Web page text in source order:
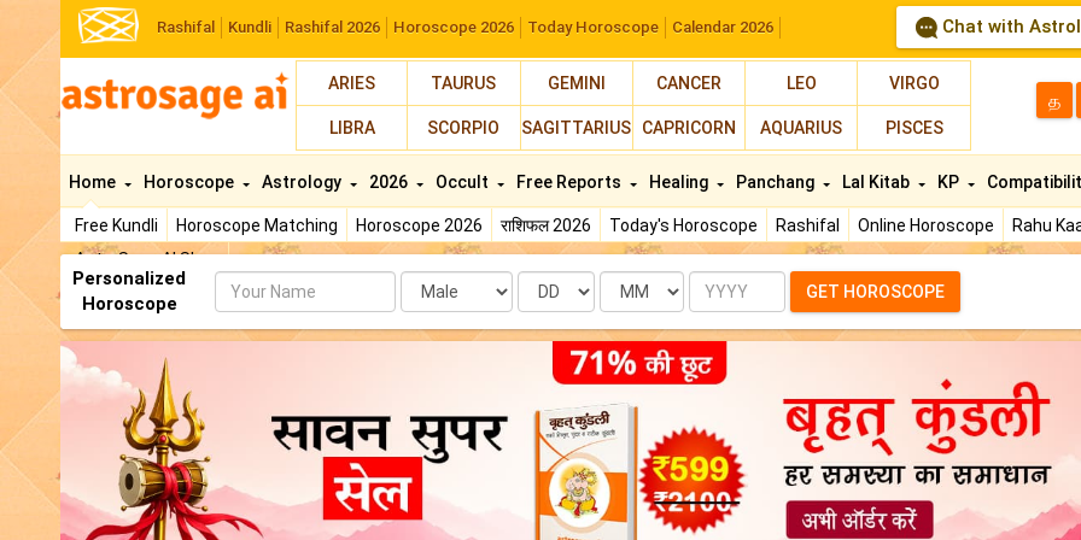
Rashifal Kundli Rashifal 2026 Horoscope 2026 Today Horoscope Calendar 2026 Chat with
ARIES TAURUS GEMINI CANCER LEO VIRGO
LIBRA SCORPIO SAGITTARIUS CAPRICORN AQUARIUS PISCES
த
Home
Free Kundli Horoscope Matching Horoscope 2026 राशिफल 2026 Today's Horoscope Rashifal Online Horoscope Rahu
AstroSage AI Shop
Horoscope Astrology 2026 Occult Free Reports Healing Panchang Lal Kitab KP
Personalized
Horoscope
Name Date Month Year GET HOROSCOPE